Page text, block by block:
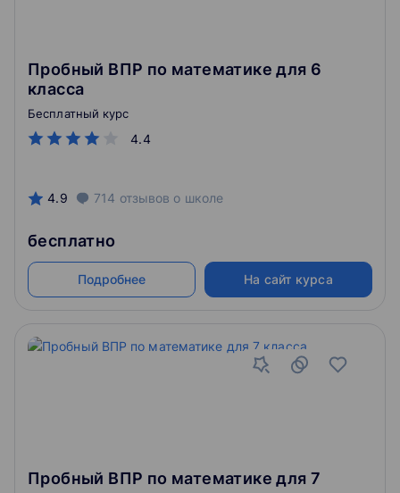
Пробный ВПР по математике для 6
класса
4.4
Бесплатный курс
4.9 714 отзывов о школе
бесплатно
Подробнее На сайт курса
Пробный ВПР по математике для 7